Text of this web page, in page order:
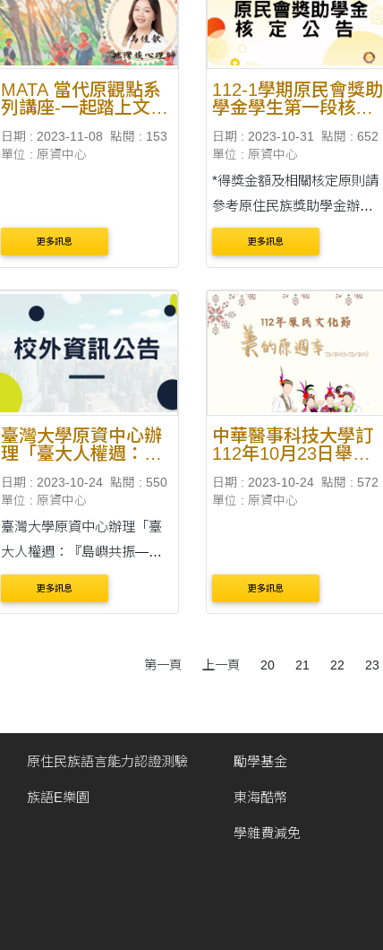
與活力。 ....
MATA 當代原觀點系
列講座-一起踏上文化
日期 : 2023-11-08
點閱 : 153
單位 : 原資中心
更多訊息
112-1學期原民會獎助
學金學生第一段核定
日期 : 2023-10-31
點閱 : 652
單位 : 原資中心
*得獎金額及相關核定原則請
參考原住民族獎助學金辦法
(於相關連結) *如申請【助學
金】、【中低收入戶助學
依據辦法應服務48小時完
畢，方才發放助學金， 請助
學金得獎同學加入助....
更多訊息
臺灣大學原資中心辦
理「臺大人權週：
『島嶼共振—原民觀
點下的人權』」系列
活動
日期 : 2023-10-24 點閱 : 550
單位 : 原資中心
臺灣大學原資中心辦理「臺
大人權週：『島嶼共振—原
民觀點下的人權』」系列活
動 臺大人權週「島嶼共振—
更多訊息
中華醫事科技大學訂
112年10月23日舉辦
「原民文化節」
日期 : 2023-10-24 點閱 : 572
單位 : 原資中心
更多訊息
第一頁 上一頁 20 21 22 23
原住民族語言能力認證測驗
族語E樂園
勵學基金
東海酷幣
學雜費減免